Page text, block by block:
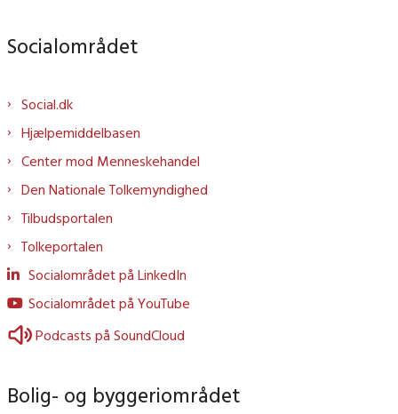
Socialområdet
Social.dk
Hjælpemiddelbasen
Center mod Menneskehandel
Den Nationale Tolkemyndighed
Tilbudsportalen
Tolkeportalen
Socialområdet på LinkedIn
Socialområdet på YouTube
Podcasts på SoundCloud
Bolig- og byggeriområdet